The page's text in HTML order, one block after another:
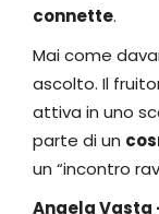
connette.
Mai come
ascolto. Il
attiva in uno
parte di un
un “incontro
Angela Vasta